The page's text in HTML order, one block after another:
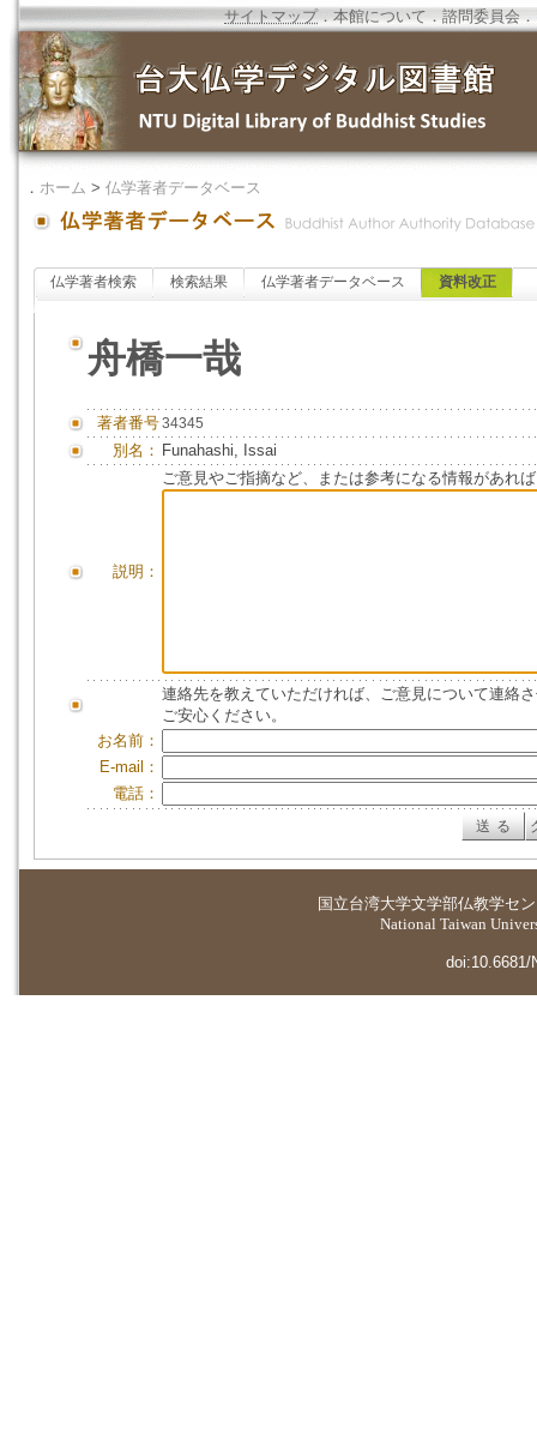
サイトマップ．本館について ．諮問委員会 ．
． ホーム > 仏学著者データベース
仏学著者検索 検索結果 仏学著者データベース 資料改正
舟橋一哉
著者番号34345
別名： Funahashi, Issai
説明：
ご意見やご指摘など、または参考になる情報があれ
連絡先を教えていただければ、ご意見について連絡
ご安心ください。
お名前：
E-mail：
電話：
国立台湾大学文学部仏教学セ
National Taiwan
doi:10.6681/